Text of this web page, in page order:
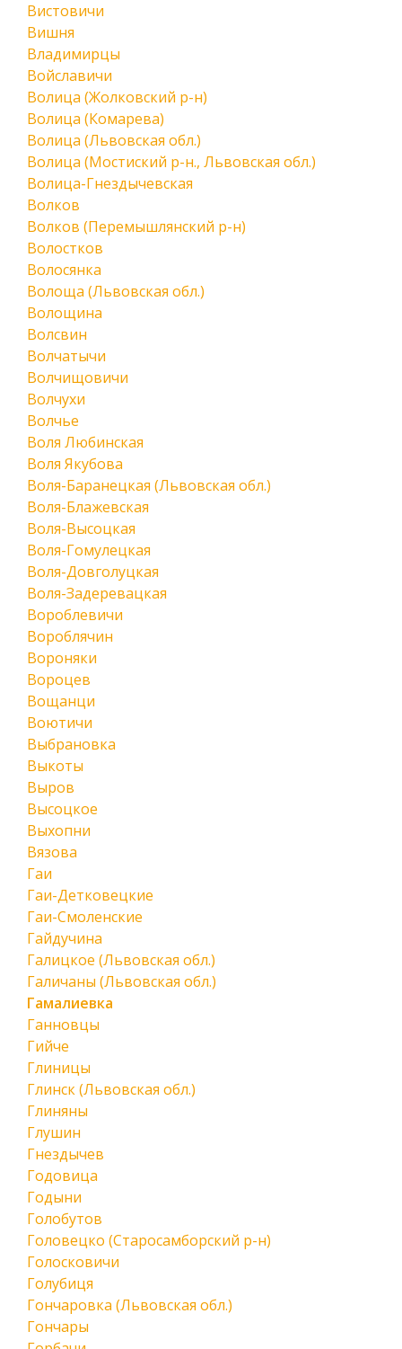
Вистовичи
Вишня
Владимирцы
Войславичи
Волица (Жолковский р-н)
Волица (Комарева)
Волица (Львовская обл.)
Волица (Мостиский р-н., Львовская обл.)
Волица-Гнездычевская
Волков
Волков (Перемышлянский р-н)
Волостков
Волосянка
Волоща (Львовская обл.)
Волощина
Волсвин
Волчатычи
Волчищовичи
Волчухи
Волчье
Воля Любинская
Воля Якубова
Воля-Баранецкая (Львовская обл.)
Воля-Блажевская
Воля-Высоцкая
Воля-Гомулецкая
Воля-Довголуцкая
Воля-Задеревацкая
Вороблевичи
Вороблячин
Вороняки
Вороцев
Вощанци
Воютичи
Выбрановка
Выкоты
Выров
Высоцкое
Выхопни
Вязова
Гаи
Гаи-Детковецкие
Гаи-Смоленские
Гайдучина
Галицкое (Львовская обл.)
Галичаны (Львовская обл.)
Гамалиевка
Ганновцы
Гийче
Глиницы
Глинск (Львовская обл.)
Глиняны
Глушин
Гнездычев
Годовица
Годыни
Голобутов
Головецко (Старосамборский р-н)
Голосковичи
Голубиця
Гончаровка (Львовская обл.)
Гончары